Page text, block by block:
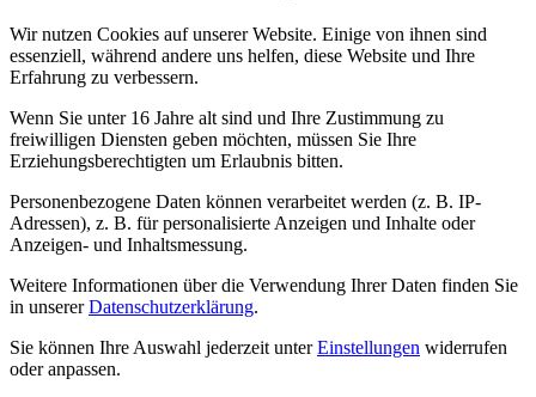
Wir nutzen Cookies auf unserer Website. Einige von ihnen sind
essenziell, während andere uns helfen, diese Website und Ihre
Erfahrung zu verbessern.
Wenn Sie unter 16 Jahre alt sind und Ihre Zustimmung zu
freiwilligen Diensten geben möchten, müssen Sie Ihre
Erziehungsberechtigten um Erlaubnis bitten.
Personenbezogene Daten können verarbeitet werden (z. B. IP-
Adressen), z. B. für personalisierte Anzeigen und Inhalte oder
Anzeigen- und Inhaltsmessung.
Weitere Informationen über die Verwendung Ihrer Daten finden Sie
in unsererDatenschutzerklärung.
Sie können Ihre Auswahl jederzeit unterEinstellungen widerrufen
oder anpassen.